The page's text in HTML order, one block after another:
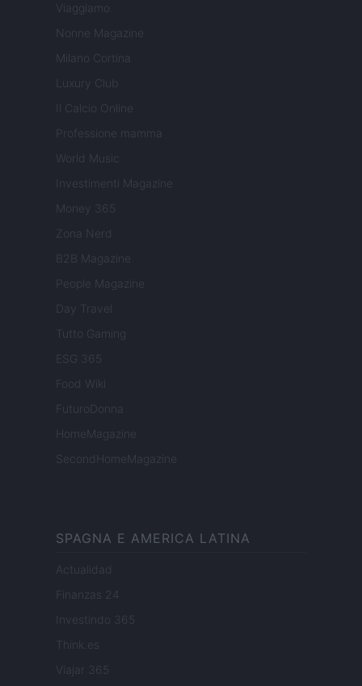
Viaggiamo
Nonne Magazine
Milano Cortina
Luxury Club
Il Calcio Online
Professione mamma
World Music
Investimenti Magazine
Money 365
Zona Nerd
B2B Magazine
People Magazine
Day Travel
Tutto Gaming
ESG 365
Food Wiki
FuturoDonna
HomeMagazine
SecondHomeMagazine
SPAGNA E AMERICA LATINA
Actualidad
Finanzas 24
Investindo 365
Think.es
Viajar 365